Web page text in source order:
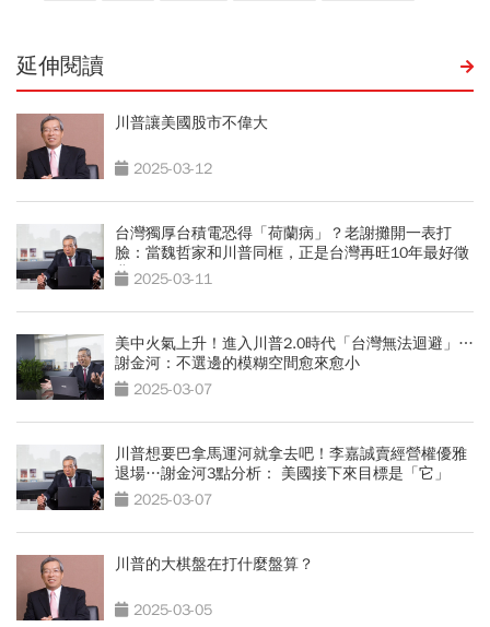
延伸閱讀
川普讓美國股市不偉大
2025-03-12
台灣獨厚台積電恐得「荷蘭病」？老謝攤開一表打
臉：當魏哲家和川普同框，正是台灣再旺10年最好徵
兆 2025-03-11
美中火氣上升！進入川普2.0時代「台灣無法迴避」…
謝金河：不選邊的模糊空間愈來愈小
2025-03-07
川普想要巴拿馬運河就拿去吧！李嘉誠賣經營權優雅
退場…謝金河3點分析： 美國接下來目標是「它」
2025-03-07
川普的大棋盤在打什麼盤算？
2025-03-05